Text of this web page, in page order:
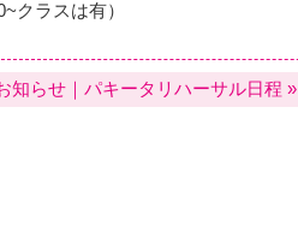
クラスは有）
知らせ パキータリハーサル日程 »